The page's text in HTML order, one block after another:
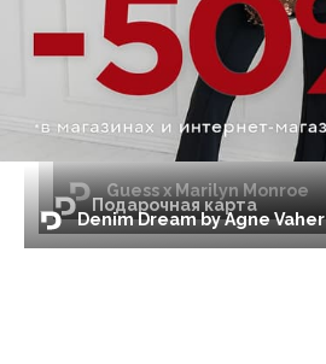
Denim Dream by Agne Vaher
Подарочная карта
Guess x Marilyn Monroe